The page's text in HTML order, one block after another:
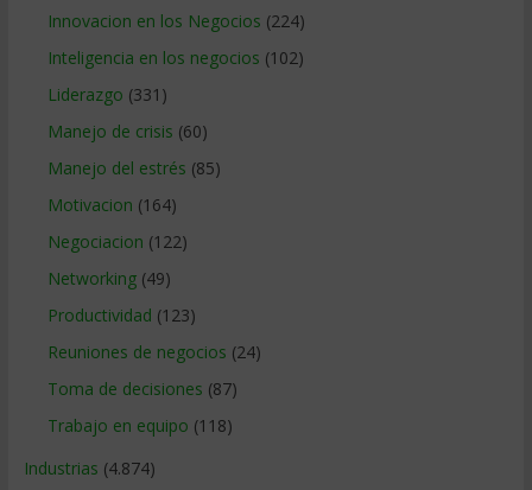
Innovacion en los Negocios (224)
Inteligencia en los negocios (102)
Liderazgo (331)
Manejo de crisis (60)
Manejo del estrés (85)
Motivacion (164)
Negociacion (122)
Networking(49)
Productividad (123)
Reuniones de negocios (24)
Toma de decisiones (87)
Trabajo en equipo (118)
Industrias (4.874)